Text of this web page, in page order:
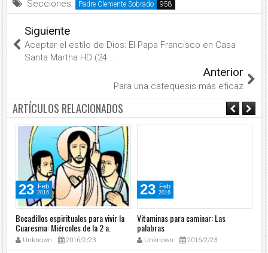
Secciones: Padre Clemente Sobrado
Siguiente
Aceptar el estilo de Dios: El Papa Francisco en Casa
Santa Martha HD (24...
Anterior
Para una catequesis más eficaz
ARTÍCULOS RELACIONADOS
23 Feb
2016
Bocadillos espirituales para vivir la
Cuaresma: Miércoles de la 2 a.
Semana – Ciclo C
Unknown 2016/2/23
23 Feb
2016
Vitaminas para caminar: Las
palabras
Unknown 2016/2/23